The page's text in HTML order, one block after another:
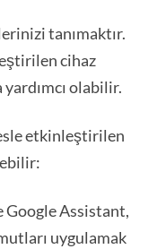
tanımaktır.
cihaz
olabilir.
etkinleştirilen
Google Assistant,
uygulamak